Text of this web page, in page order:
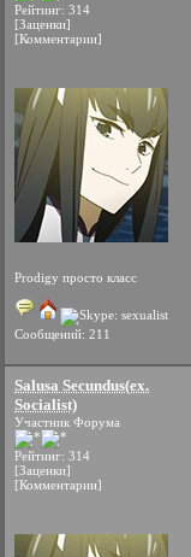
Рейтинг: 314
[Заценки]
[Комментарии]
Prodigy просто класс
Сообщений: 211
Salusa Secundus(ex.
Socialist)
Участник Форума
Рейтинг: 314
[Заценки]
[Комментарии]